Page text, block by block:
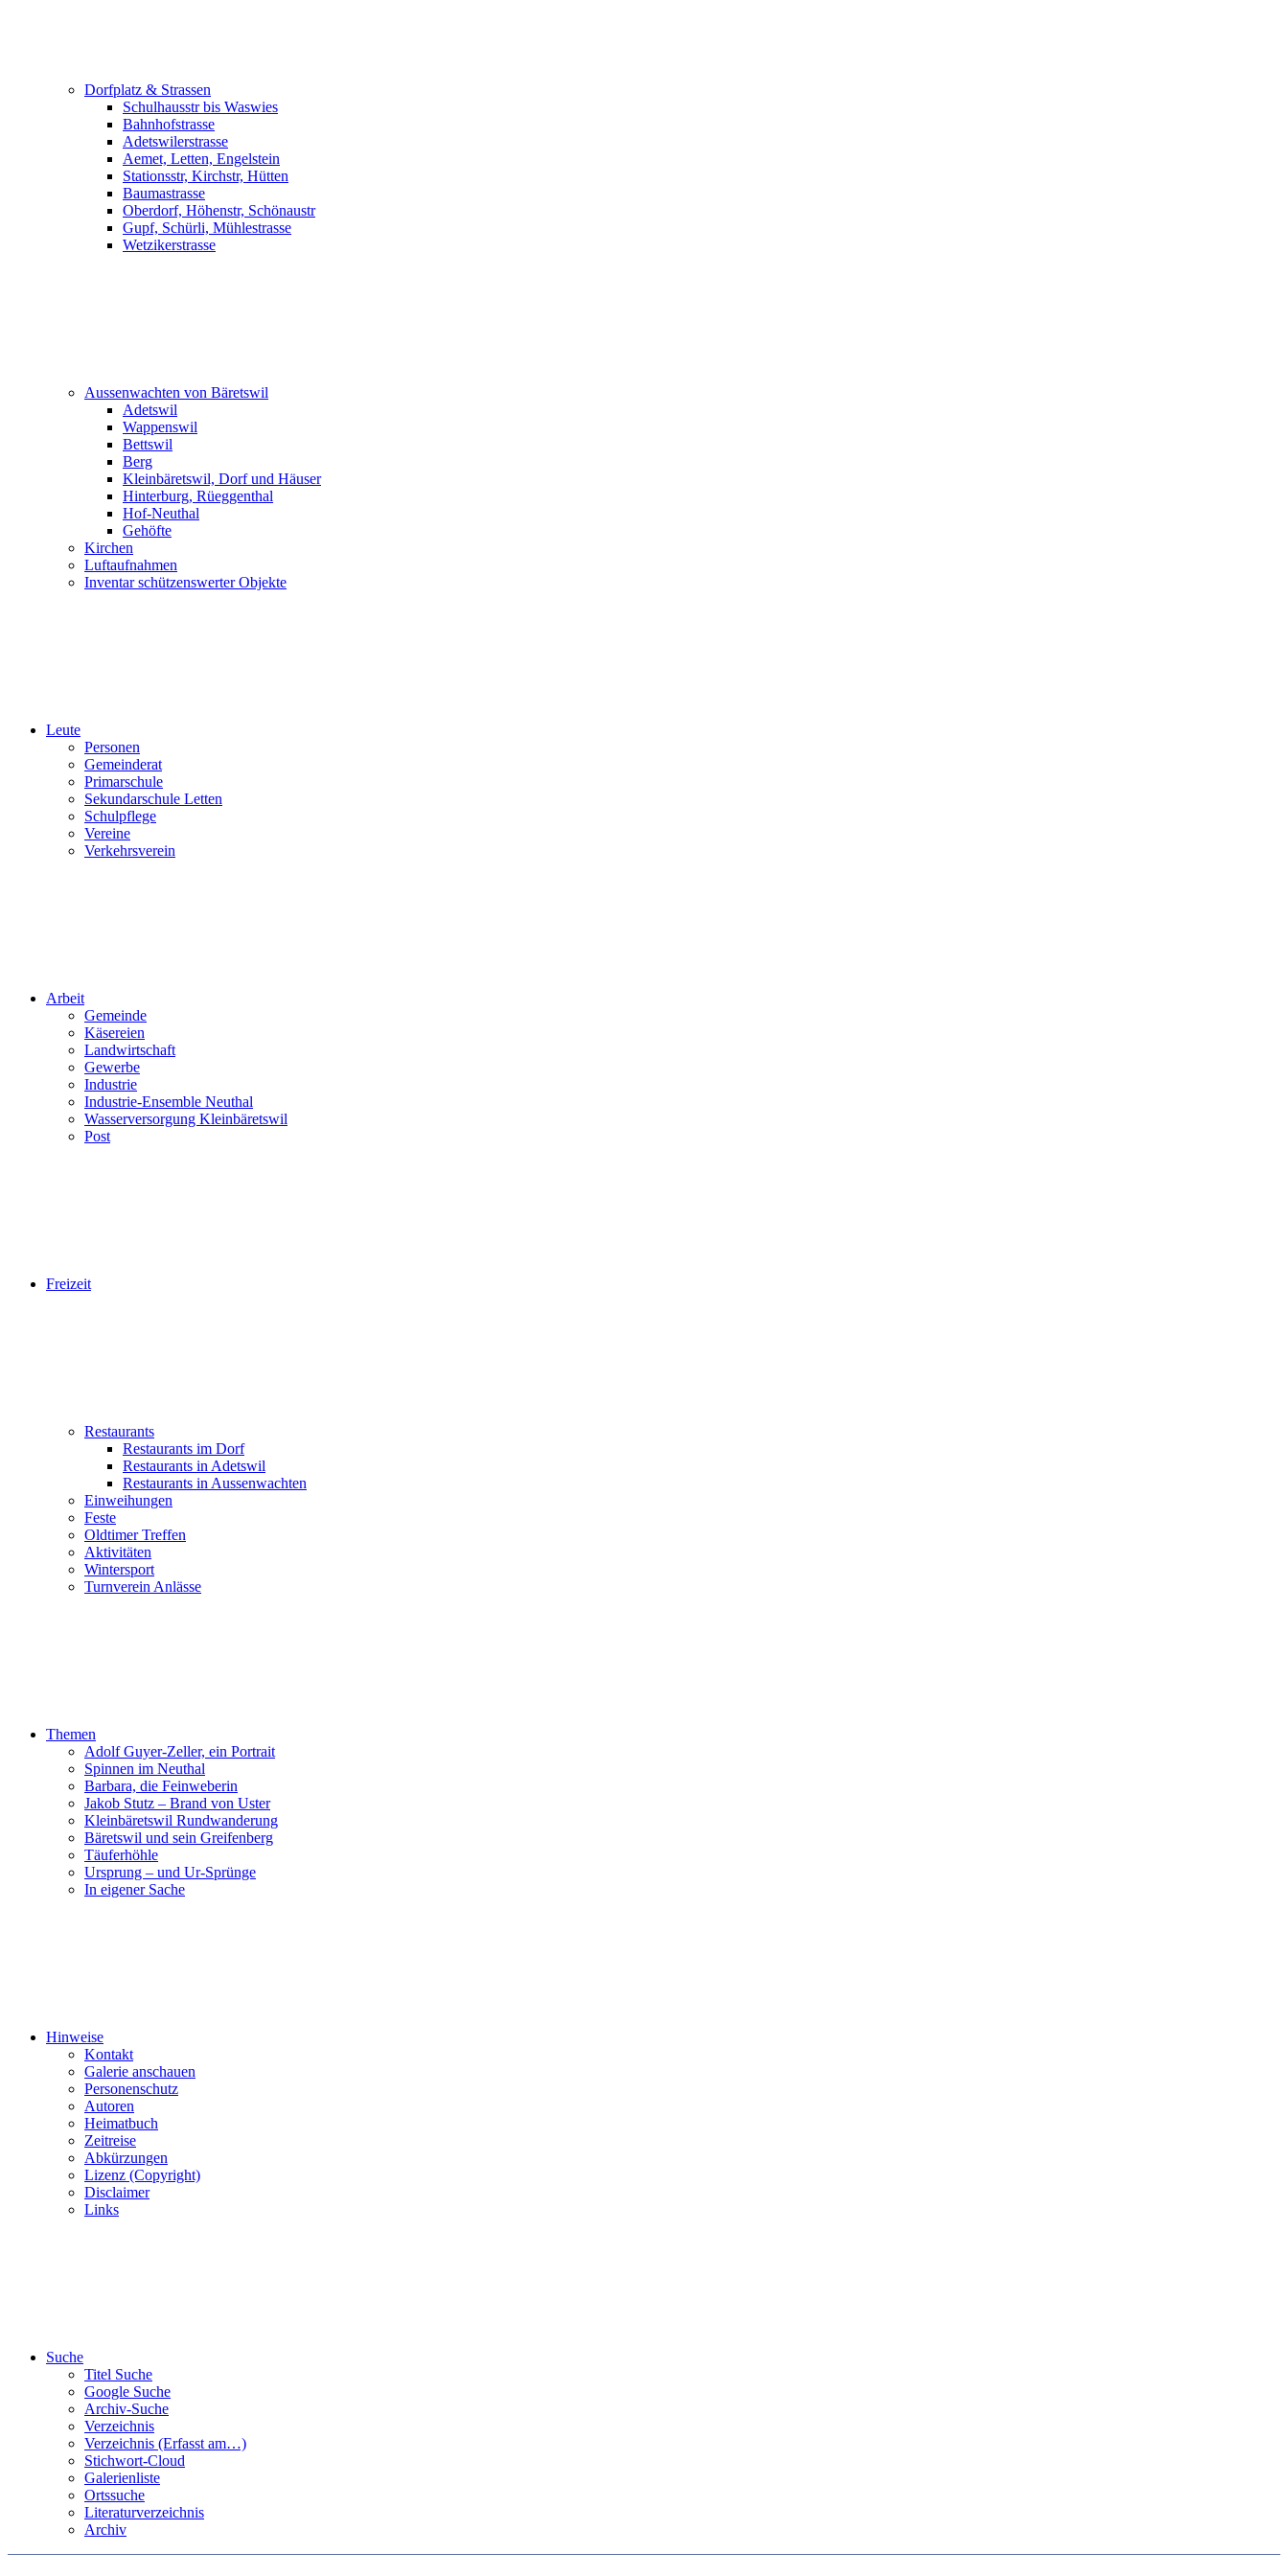
Dorfplatz & Strassen
Schulhausstr bis Waswies
Bahnhofstrasse
Adetswilerstrasse
Aemet, Letten, Engelstein
Stationsstr, Kirchstr, Hütten
Baumastrasse
Oberdorf, Höhenstr, Schönaustr
Gupf, Schürli, Mühlestrasse
Wetzikerstrasse
Aussenwachten von Bäretswil
Adetswil
Wappenswil
Bettswil
Berg
Kleinbäretswil, Dorf und Häuser
Hinterburg, Rüeggenthal
Hof-Neuthal
Gehöfte
Kirchen
Luftaufnahmen
Inventar schützenswerter Objekte
Leute
Personen
Gemeinderat
Primarschule
Sekundarschule Letten
Schulpflege
Vereine
Verkehrsverein
Arbeit
Gemeinde
Käsereien
Landwirtschaft
Gewerbe
Industrie
Industrie-Ensemble Neuthal
Wasserversorgung Kleinbäretswil
Post
Freizeit
Restaurants
Restaurants im Dorf
Restaurants in Adetswil
Restaurants in Aussenwachten
Einweihungen
Feste
Oldtimer Treffen
Aktivitäten
Wintersport
Turnverein Anlässe
Themen
Adolf Guyer-Zeller, ein Portrait
Spinnen im Neuthal
Barbara, die Feinweberin
Jakob Stutz – Brand von Uster
Kleinbäretswil Rundwanderung
Bäretswil und sein Greifenberg
Täuferhöhle
Ursprung – und Ur-Sprünge
In eigener Sache
Hinweise
Kontakt
Galerie anschauen
Personenschutz
Autoren
Heimatbuch
Zeitreise
Abkürzungen
Lizenz (Copyright)
Disclaimer
Links
Suche
Titel Suche
Google Suche
Archiv-Suche
Verzeichnis
Verzeichnis (Erfasst am…)
Stichwort-Cloud
Galerienliste
Ortssuche
Literaturverzeichnis
Archiv